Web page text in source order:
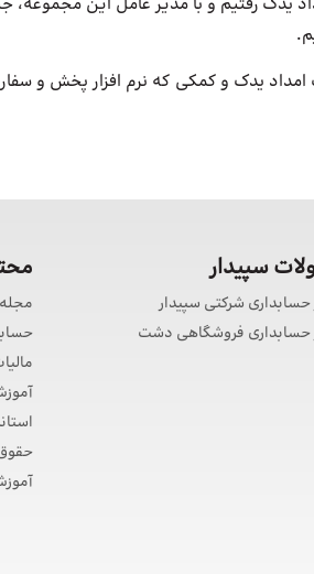
امداد یدک و کمکی که نرم افزار پخش و
سپیدار
حسابداری شرکتی سپیدار
حسابداری فروشگاهی دشت